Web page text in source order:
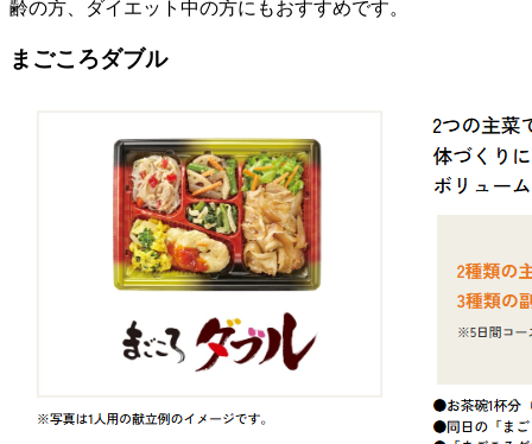
齢の方、ダイエット中の方にもおすすめです。
まごころダブル